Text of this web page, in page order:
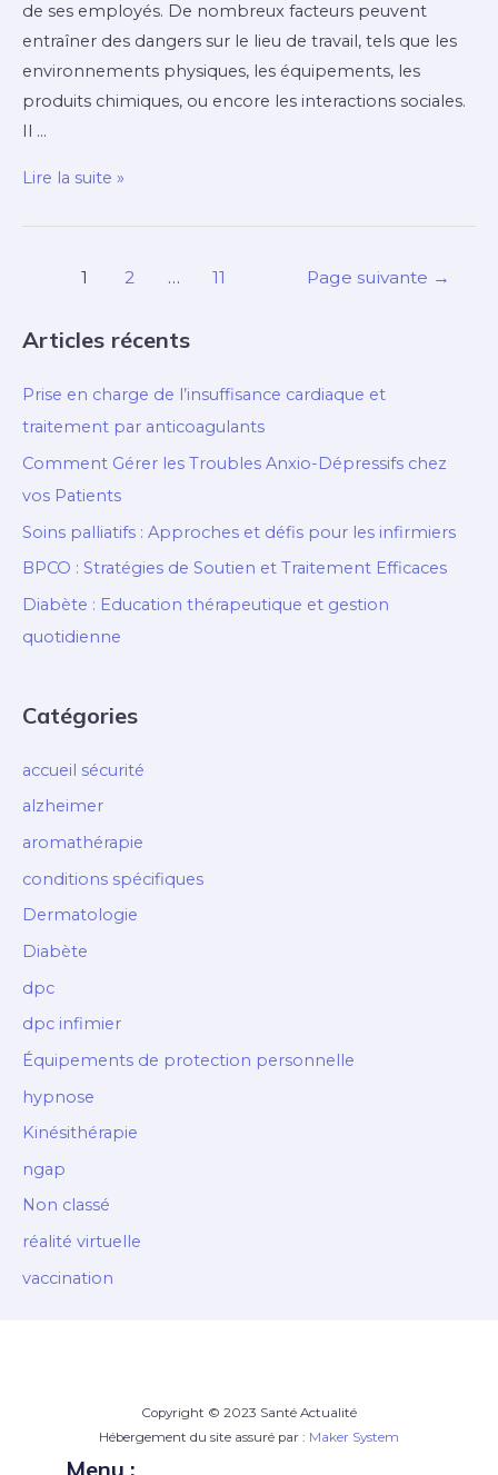
de ses employés. De nombreux facteurs peuvent
entraîner des dangers sur le lieu de travail, tels que les
environnements physiques, les équipements, les
produits chimiques, ou encore les interactions sociales.
Il …
Les
employés
à
en
milieu
de
travail
Lire la suite »
Pagination
publications
1 2 … 11 Page suivante →
Articles récents
Prise en charge de l’insuffisance cardiaque et
traitement par anticoagulants
Comment Gérer les Troubles Anxio-Dépressifs chez
vos Patients
Soins palliatifs : Approches et défis pour les infirmiers
BPCO : Stratégies de Soutien et Traitement Efficaces
Diabète : Education thérapeutique et gestion
quotidienne
Catégories
accueil sécurité
alzheimer
aromathérapie
conditions spécifiques
Dermatologie
Diabète
dpc
dpc infimier
Équipements de protection personnelle
hypnose
Kinésithérapie
ngap
Non classé
réalité virtuelle
vaccination
Copyright © 2023 Santé Actualité
Hébergement du site assuré par : Maker System
Menu :